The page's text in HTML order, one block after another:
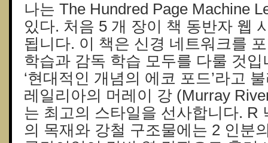
나는 The Hundred Page Machine
있다. 처음 5 개 장이 책 동반자 웹
됩니다. 이 책은 신경 네트워크를
학습과 감독 학습 모두를 다룰 것
‘현대적인 개념의 에코 포드’라고
레일리아의 머레이 강 (Murray
는 최고의 스타일을 선사합니다. R
의 목재와 강철 구조물에는 2 인분